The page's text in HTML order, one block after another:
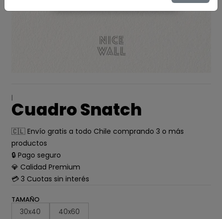
|
Cuadro Snatch
🇨🇱 Envío gratis a todo Chile comprando 3 o más
productos
🔒 Pago seguro
💎 Calidad Premium
💳 3 Cuotas sin interés
TAMAÑO
30x40 40x60